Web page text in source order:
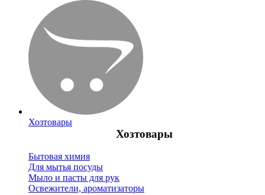
Хозтовары
Хозтовары
Бытовая химия
Для мытья посуды
Мыло и пасты для рук
Освежители, ароматизаторы